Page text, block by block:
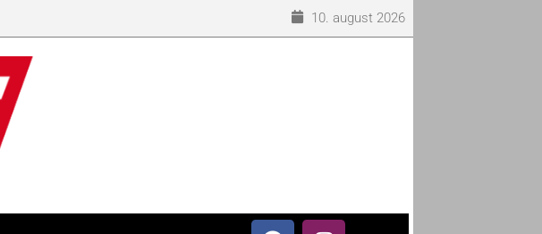
10. august 2026